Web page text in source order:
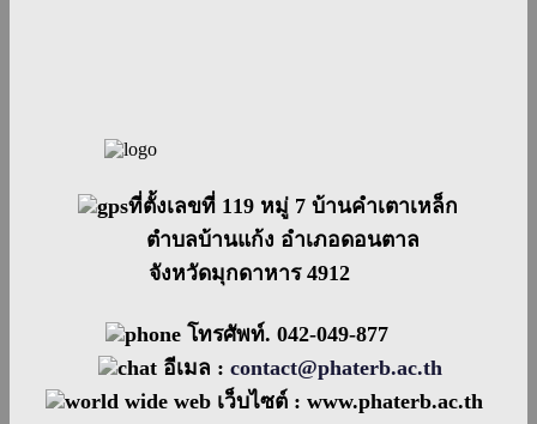
ที่ตั้งเลขที่ 119 หมู่ 7 บ้านคำเตาเหล็ก
ตำบลบ้านแก้ง อำเภอดอนตาล
จังหวัดมุกดาหาร 4912
โทรศัพท์. 042-049-877
อีเมล : contact@phaterb.ac.th
เว็บไซต์ : www.phaterb.ac.th